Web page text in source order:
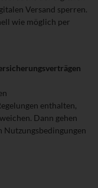
Versand sperren.
wie möglich per
enthalten,
Dann gehen
Nutzungsbedingungen